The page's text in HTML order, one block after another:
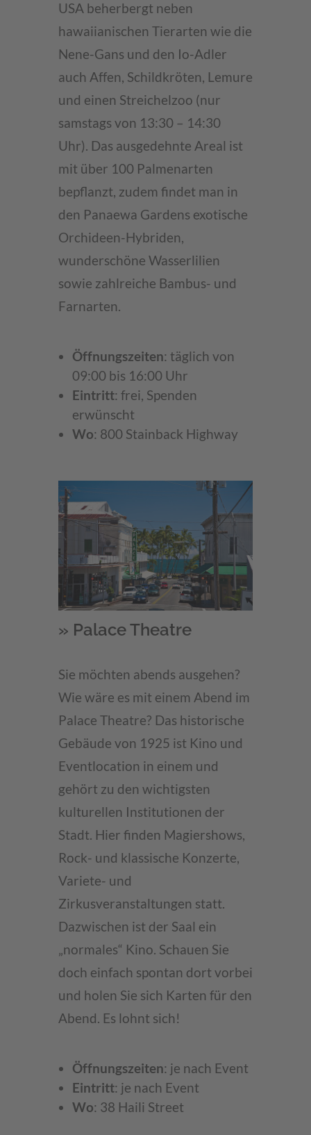
USA beherbergt neben
hawaiianischen Tierarten wie die
Nene-Gans und den Io-Adler
auch Affen, Schildkröten, Lemure
und einen Streichelzoo (nur
samstags von 13:30 – 14:30
Uhr). Das ausgedehnte Areal ist
mit über 100 Palmenarten
bepflanzt, zudem findet man in
den Panaewa Gardens exotische
Orchideen-Hybriden,
wunderschöne Wasserlilien
sowie zahlreiche Bambus- und
Farnarten.
Öffnungszeiten: täglich von
09:00 bis 16:00 Uhr
Eintritt: frei, Spenden
erwünscht
Wo: 800 Stainback Highway
» Palace Theatre
Sie möchten abends ausgehen?
Wie wäre es mit einem Abend im
Palace Theatre? Das historische
Gebäude von 1925 ist Kino und
Eventlocation in einem und
gehört zu den wichtigsten
kulturellen Institutionen der
Stadt. Hier finden Magiershows,
Rock- und klassische Konzerte,
Variete- und
Zirkusveranstaltungen statt.
Dazwischen ist der Saal ein
„normales“ Kino. Schauen Sie
doch einfach spontan dort vorbei
und holen Sie sich Karten für den
Abend. Es lohnt sich!
Öffnungszeiten: je nach Event
Eintritt: je nach Event
Wo: 38 Haili Street